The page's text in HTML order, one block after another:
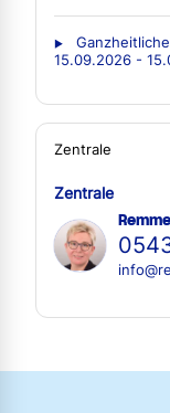
15.09.2026 -
Zentrale
Zentrale